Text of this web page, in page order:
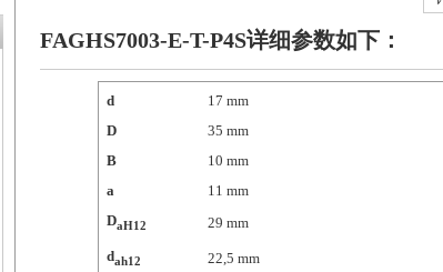
FAGHS7003-E-T-P4S详细参数如下：
d 17 mm
D
35 mm
B
10 mm
a
11 mm
DaH12 29 mm
dah12 22,5 mm